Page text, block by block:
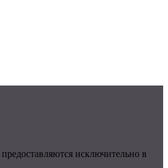
исключительно в